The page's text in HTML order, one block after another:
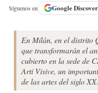
Síguenos en GoogleDiscover
En Milán, en el distrito
que transformarán el
cubierto en la sede de
Arti Visive, un
de las artes del siglo